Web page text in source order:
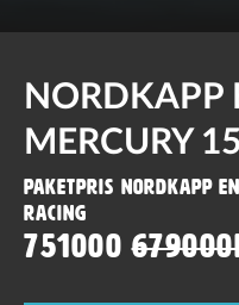
NORDKAPP
MERCURY
Paketpris Nordkapp
Racing
751000